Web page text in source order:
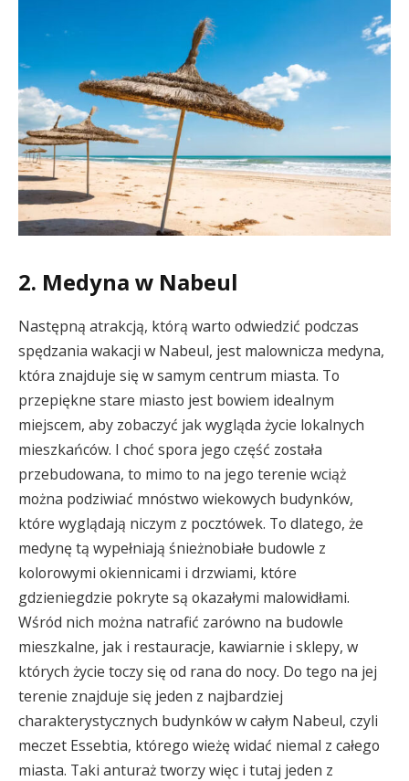
2. Medyna w Nabeul
Następną atrakcją, którą warto odwiedzić podczas
spędzania wakacji w Nabeul, jest malownicza medyna,
która znajduje się w samym centrum miasta. To
przepiękne stare miasto jest bowiem idealnym
miejscem, aby zobaczyć jak wygląda życie lokalnych
mieszkańców. I choć spora jego część została
przebudowana, to mimo to na jego terenie wciąż
można podziwiać mnóstwo wiekowych budynków,
które wyglądają niczym z pocztówek. To dlatego, że
medynę tą wypełniają śnieżnobiałe budowle z
kolorowymi okiennicami i drzwiami, które
gdzieniegdzie pokryte są okazałymi malowidłami.
Wśród nich można natrafić zarówno na budowle
mieszkalne, jak i restauracje, kawiarnie i sklepy, w
których życie toczy się od rana do nocy. Do tego na jej
terenie znajduje się jeden z najbardziej
charakterystycznych budynków w całym Nabeul, czyli
meczet Essebtia, którego wieżę widać niemal z całego
miasta. Taki anturaż tworzy więc i tutaj jeden z